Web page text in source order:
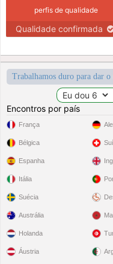
perfis de qualidade
Qualidade confirmada
Trabalhamos duro para dar
Encontros por país
França
Bélgica
Espanha
Itália
Suécia
Austrália
Holanda
Áustria